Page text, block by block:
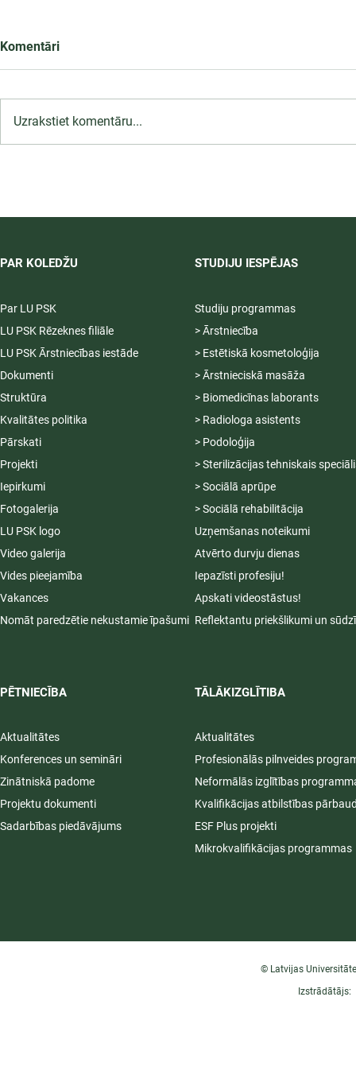
Komentāri
Uzrakstiet komentāru...
PAR KOLEDŽU
Par LU PSK
LU PSK Rēzeknes filiāle
LU PSK Ārstniecības iestāde
Dokumenti
Struktūra
Kvalitātes politika
Pārskati
Projekti
Iepirkumi
Fotogalerija
LU PSK logo
Video galerija
Vides pieejamība
Vakances
Nomāt paredzētie nekustamie īpašumi
PĒTNIECĪBA
Aktualitātes
Konferences un semināri
Zinātniskā padome
Projektu dokumenti
Sadarbības piedāvājums
STUDIJU IESPĒJAS
Studiju programmas
> Ārstniecība
> Estētiskā kosmetoloģija
> Ārstnieciskā masāža
> Biomedicīnas laborants
> Radiologa asistents
> Podoloģija
> Sterilizācijas tehniskais
> Sociālā aprūpe
> Sociālā rehabilitācija
Uzņemšanas noteikumi
Atvērto durvju dienas
Iepazīsti profesiju!
Apskati videostāstus!
Reflektantu priekšlikumi un
TĀLĀKIZGLĪTIBA
Aktualitātes
Profesionālās pilnveides
Neformālās izglītības
Kvalifikācijas atbilstības
ESF Plus projekti
Mikrokvalifikācijas programmas
© Latvijas
Izstrādātājs: